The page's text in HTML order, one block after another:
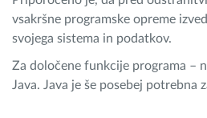
vsakršne programske opreme
svojega sistema in podatkov.
Za določene funkcije programa –
Java. Java je še posebej potrebna